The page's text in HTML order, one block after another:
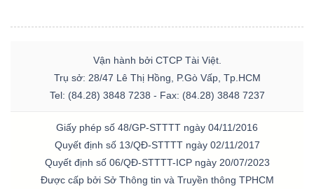
Vận hành bởi CTCP Tài Việt.
Trụ sở: 28/47 Lê Thị Hồng, P.Gò Vấp, Tp.HCM
Tel: (84.28) 3848 7238 - Fax: (84.28) 3848 7237
Giấy phép số 48/GP-STTTT ngày 04/11/2016
Quyết định số 13/QĐ-STTTT ngày 02/11/2017
Quyết định số 06/QĐ-STTTT-ICP ngày 20/07/2023
Được cấp bởi Sở Thông tin và Truyền thông TPHCM